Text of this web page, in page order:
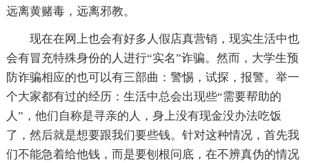
远离黄赌毒，远离邪教。
现在在网上也会有好多人假店真营销，现实生活中也
会有冒充特殊身份的人进行“实名”诈骗。然而，大学生预
防诈骗相应的也可以有三部曲：警惕，试探，报警。举一
个大家都有过的经历：生活中总会出现些“需要帮助的
人”，他们自称是寻亲的人，身上没有现金没办法吃饭
了，然后就是想要跟我们要些钱。针对这种情况，首先我
们不能急着给他钱，而是要刨根问底，在不辨真伪的情况